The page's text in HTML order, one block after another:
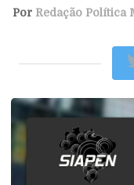
Por Redação Política